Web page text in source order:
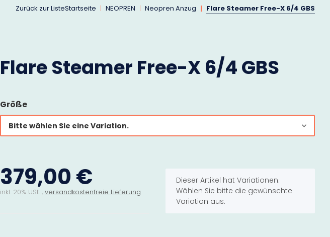
Zurück zur ListeStartseite NEOPREN Neopren Anzug Flare Steamer Free-X 6/4 GBS
Flare Steamer Free-X 6/4 GBS
Größe
Bitte wählen Sie eine Variation.
379,00 €
inkl. 20% USt. , versandkostenfreie Lieferung
xDieser Artikel hat Variationen.
Wählen Sie bitte die gewünschte
Variation aus.